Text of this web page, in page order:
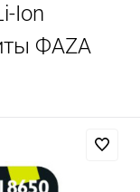
Ion
ФАZА